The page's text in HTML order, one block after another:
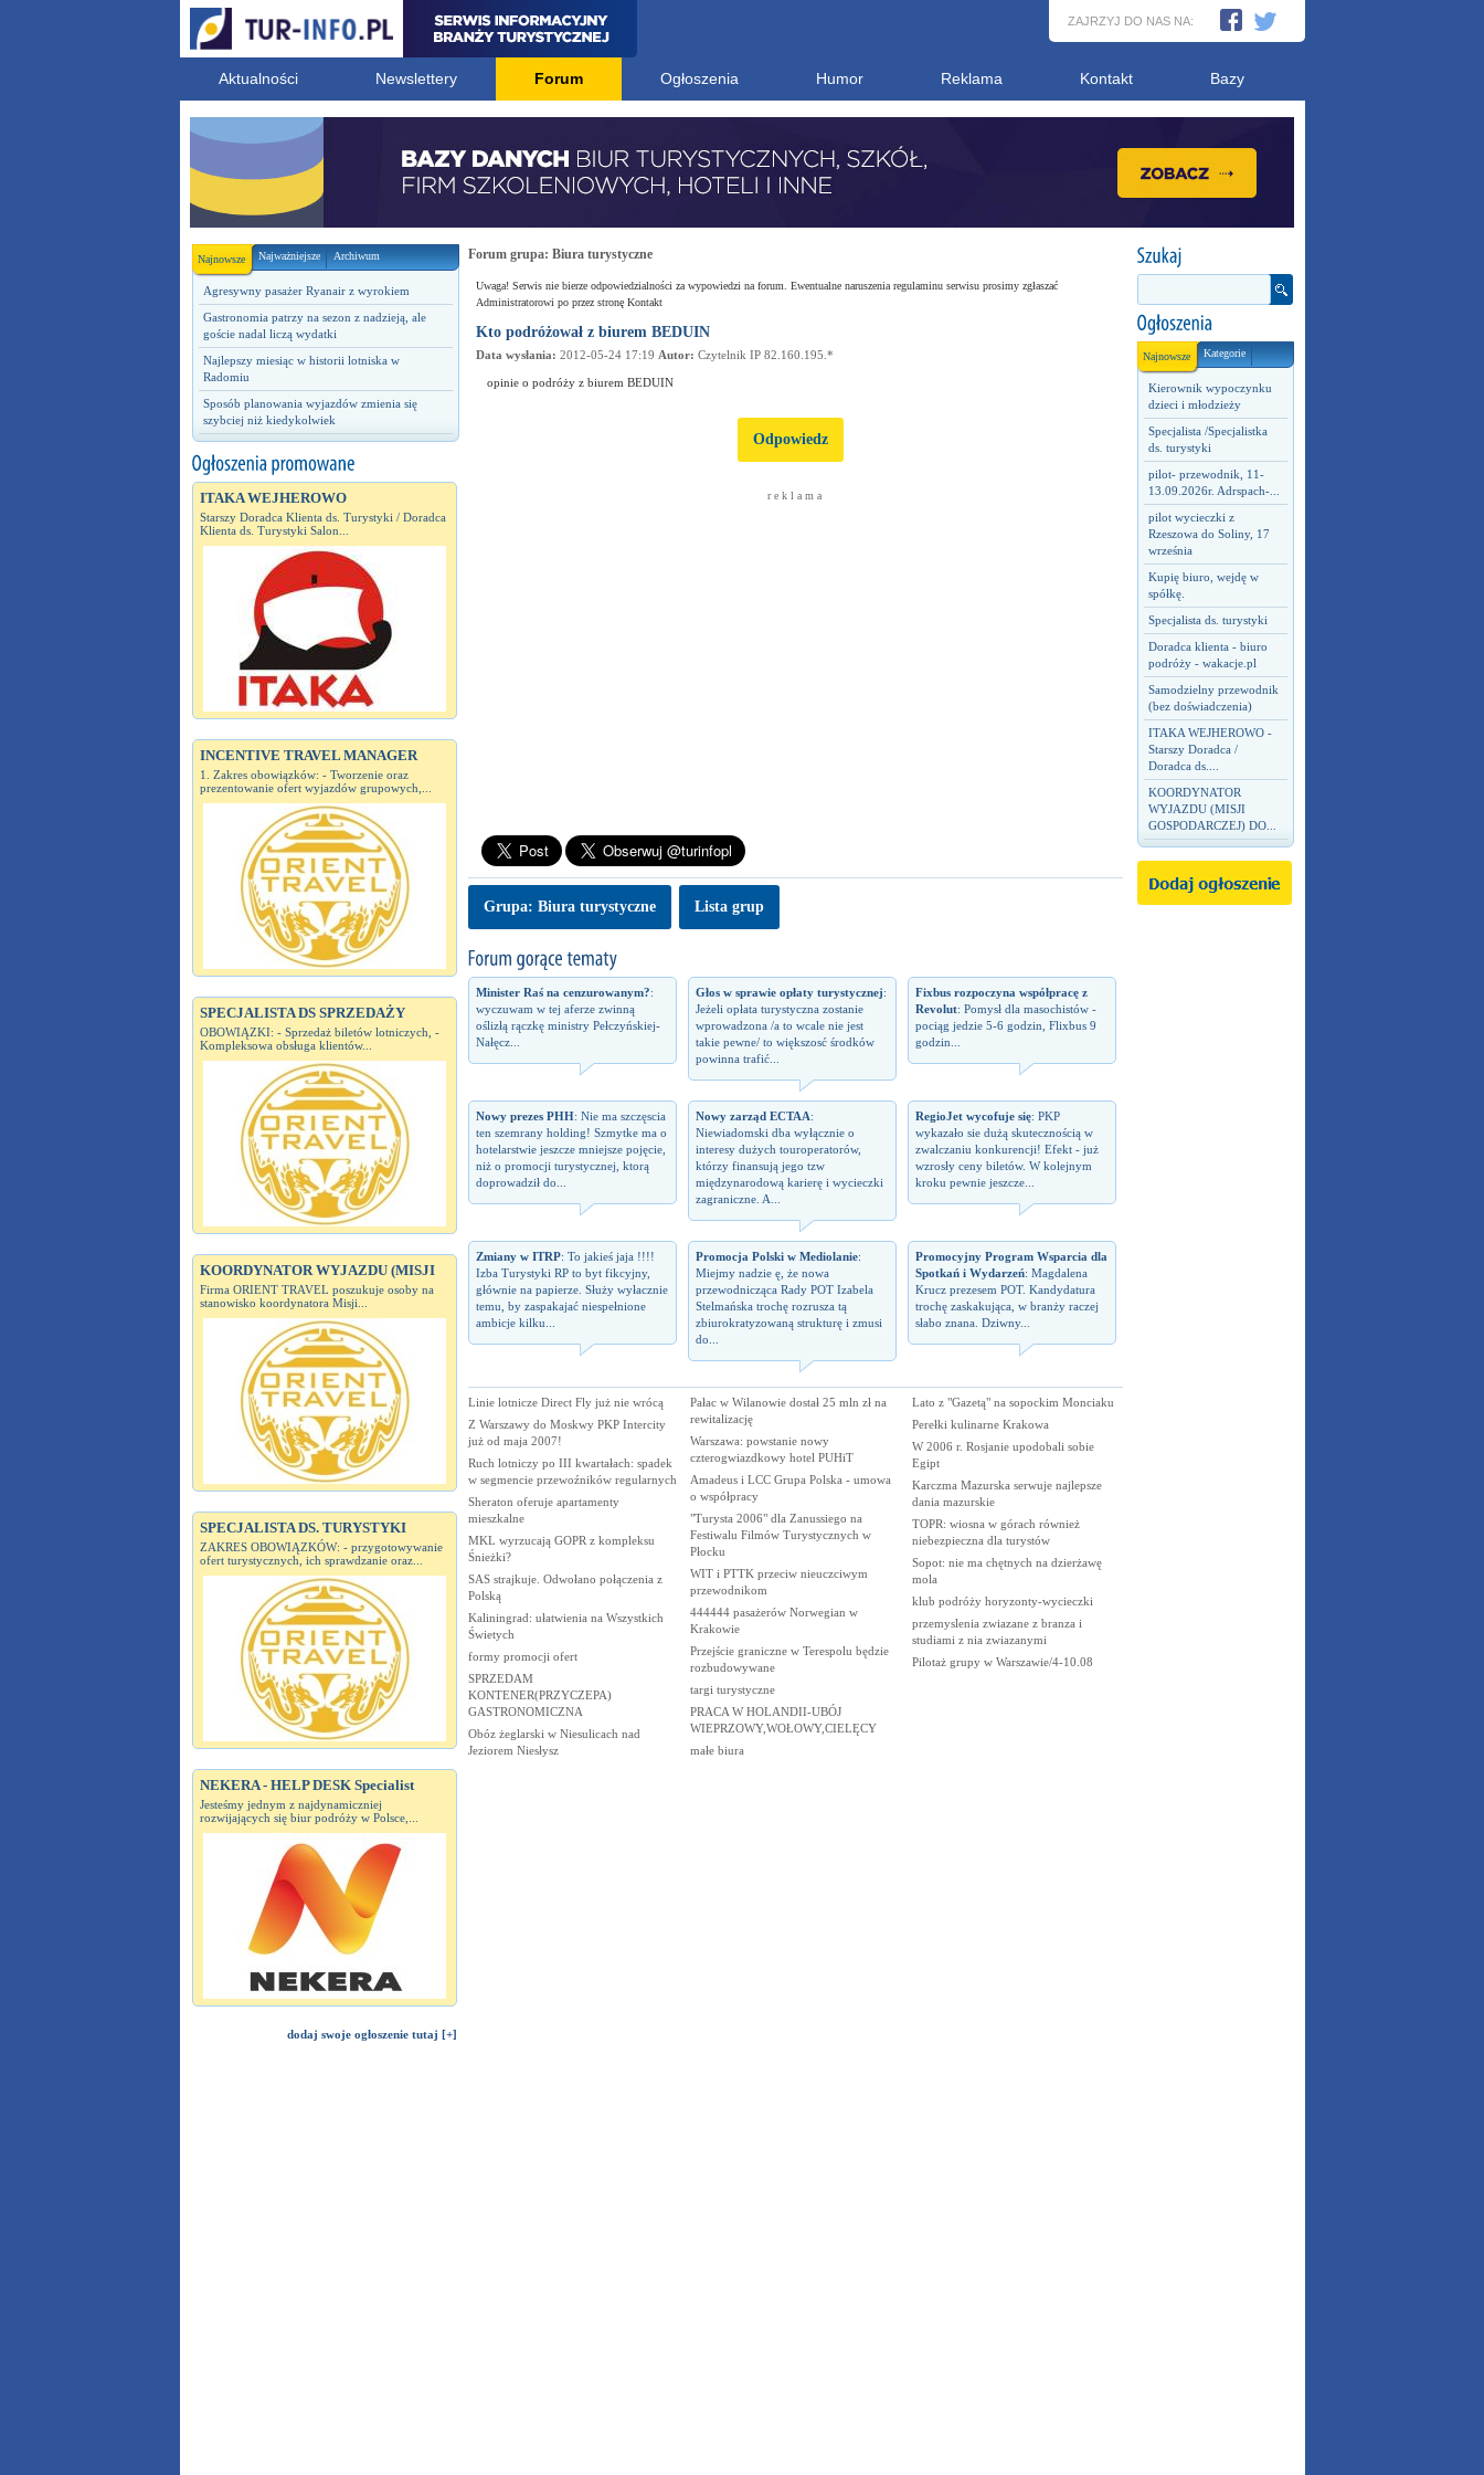
ZAJRZYJ DO NAS NA:
Aktualności Newslettery Forum Ogłoszenia Humor Reklama Kontakt Bazy
Najnowsze Najważniejsze Archiwum
Agresywny pasażer Ryanair z wyrokiem
Gastronomia patrzy na sezon z nadzieją, ale
goście nadal liczą wydatki
Najlepszy miesiąc w historii lotniska w
Radomiu
Sposób planowania wyjazdów zmienia się
szybciej niż kiedykolwiek
ITAKA WEJHEROWO
Starszy Doradca Klienta ds. Turystyki / Doradca
Klienta ds. Turystyki Salon...
INCENTIVE TRAVEL MANAGER
1. Zakres obowiązków: - Tworzenie oraz
prezentowanie ofert wyjazdów grupowych,...
SPECJALISTA DS SPRZEDAŻY
OBOWIĄZKI: - Sprzedaż biletów lotniczych, -
Kompleksowa obsługa klientów...
KOORDYNATOR WYJAZDU (MISJI
Firma ORIENT TRAVEL poszukuje osoby na
stanowisko koordynatora Misji...
SPECJALISTA DS. TURYSTYKI
ZAKRES OBOWIĄZKÓW: - przygotowywanie
ofert turystycznych, ich sprawdzanie oraz...
NEKERA - HELP DESK Specialist
Jesteśmy jednym z najdynamiczniej
rozwijających się biur podróży w Polsce,...
dodaj swoje ogłoszenie tutaj [+]
Najnowsze Kategorie
Kierownik wypoczynku
dzieci i młodzieży
Specjalista /Specjalistka
ds. turystyki
pilot- przewodnik, 11-
13.09.2026r. Adrspach-...
pilot wycieczki z
Rzeszowa do Soliny, 17
września
Kupię biuro, wejdę w
spółkę.
Specjalista ds. turystyki
Doradca klienta - biuro
podróży - wakacje.pl
Samodzielny przewodnik
(bez doświadczenia)
ITAKA WEJHEROWO -
Starszy Doradca /
Doradca ds....
KOORDYNATOR
WYJAZDU (MISJI
GOSPODARCZEJ) DO...
Forum grupa: Biura turystyczne
Uwaga! Serwis nie bierze odpowiedzialności za wypowiedzi na forum. Ewentualne naruszenia regulaminu serwisu prosimy zgłaszać
Administratorowi po przez stronę Kontakt
Kto podróżował z biurem BEDUIN
Data wysłania: 2012-05-24 17:19 Autor: Czytelnik IP 82.160.195.*
opinie o podróży z biurem BEDUIN
Odpowiedz
r e k l a m a
Grupa: Biura turystyczne Lista grup
Minister Raś na cenzurowanym?:
wyczuwam w tej aferze zwinną
oślizłą rączkę ministry Pełczyńskiej-
Nałęcz...
Głos w sprawie opłaty turystycznej:
Jeżeli opłata turystyczna zostanie
wprowadzona /a to wcale nie jest
takie pewne/ to większosć środków
powinna trafić...
Fixbus rozpoczyna współpracę z
Revolut: Pomysł dla masochistów -
pociąg jedzie 5-6 godzin, Flixbus 9
godzin...
Nowy prezes PHH: Nie ma szczęscia
ten szemrany holding! Szmytke ma o
hotelarstwie jeszcze mniejsze pojęcie,
niż o promocji turystycznej, ktorą
doprowadził do...
Nowy zarząd ECTAA:
Niewiadomski dba wyłącznie o
interesy dużych touroperatorów,
którzy finansują jego tzw
międzynarodową karierę i wycieczki
zagraniczne. A...
RegioJet wycofuje się: PKP
wykazało sie dużą skutecznością w
zwalczaniu konkurencji! Efekt - już
wzrosły ceny biletów. W kolejnym
kroku pewnie jeszcze...
Zmiany w ITRP: To jakieś jaja !!!!
Izba Turystyki RP to byt fikcyjny,
głównie na papierze. Służy wyłacznie
temu, by zaspakajać niespełnione
ambicje kilku...
Promocja Polski w Mediolanie:
Miejmy nadzie ę, że nowa
przewodnicząca Rady POT Izabela
Stelmańska trochę rozrusza tą
zbiurokratyzowaną strukturę i zmusi
do...
Promocyjny Program Wsparcia dla
Spotkań i Wydarzeń: Magdalena
Krucz prezesem POT. Kandydatura
trochę zaskakująca, w branży raczej
słabo znana. Dziwny...
Linie lotnicze Direct Fly już nie wrócą
Z Warszawy do Moskwy PKP Intercity
już od maja 2007!
Ruch lotniczy po III kwartałach: spadek
w segmencie przewoźników regularnych
Sheraton oferuje apartamenty
mieszkalne
MKL wyrzucają GOPR z kompleksu
Śnieżki?
SAS strajkuje. Odwołano połączenia z
Polską
Kaliningrad: ułatwienia na Wszystkich
Świetych
formy promocji ofert
SPRZEDAM
KONTENER(PRZYCZEPA)
GASTRONOMICZNA
Obóz żeglarski w Niesulicach nad
Jeziorem Niesłysz
Pałac w Wilanowie dostał 25 mln zł na
rewitalizację
Warszawa: powstanie nowy
czterogwiazdkowy hotel PUHiT
Amadeus i LCC Grupa Polska - umowa
o współpracy
"Turysta 2006" dla Zanussiego na
Festiwalu Filmów Turystycznych w
Płocku
WIT i PTTK przeciw nieuczciwym
przewodnikom
444444 pasażerów Norwegian w
Krakowie
Przejście graniczne w Terespolu będzie
rozbudowywane
targi turystyczne
PRACA W HOLANDII-UBÓJ
WIEPRZOWY,WOŁOWY,CIELĘCY
małe biura
Lato z "Gazetą" na sopockim Monciaku
Perełki kulinarne Krakowa
W 2006 r. Rosjanie upodobali sobie
Egipt
Karczma Mazurska serwuje najlepsze
dania mazurskie
TOPR: wiosna w górach również
niebezpieczna dla turystów
Sopot: nie ma chętnych na dzierżawę
mola
klub podróży horyzonty-wycieczki
przemyslenia zwiazane z branza i
studiami z nia zwiazanymi
Pilotaż grupy w Warszawie/4-10.08